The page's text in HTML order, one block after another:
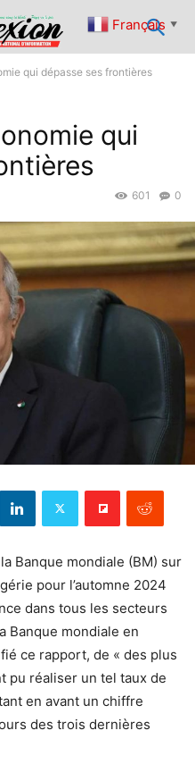
qui dépasse ses frontières
qui
0
601
Banque mondiale (BM) sur
pour l’automne 2024
dans tous les secteurs
Banque mondiale en
ce rapport, de « des plus
pu réaliser un tel taux de
en avant un chiffre
des trois dernières
Français ▼